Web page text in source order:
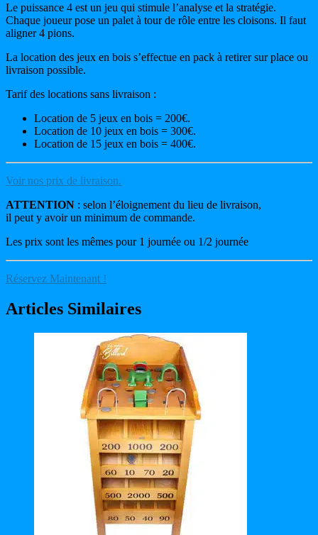
Le puissance 4 est un jeu qui stimule l’analyse et la stratégie.
Chaque joueur pose un palet à tour de rôle entre les cloisons. Il faut
aligner 4 pions.
La location des jeux en bois s’effectue en pack à retirer sur place ou
livraison possible.
Tarif des locations sans livraison :
Location de 5 jeux en bois = 200€.
Location de 10 jeux en bois = 300€.
Location de 15 jeux en bois = 400€.
Voir nos prix de livraison.
ATTENTION : selon l’éloignement du lieu de livraison,
il peut y avoir un minimum de commande.
Les prix sont les mêmes pour 1 journée ou 1/2 journée
Réservez Maintenant !
Articles Similaires